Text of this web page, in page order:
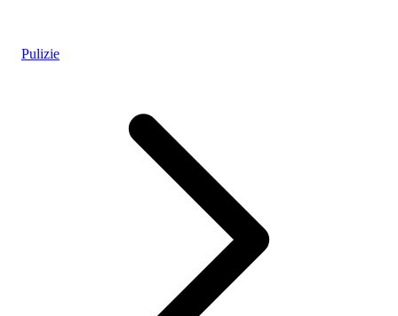
Pulizie